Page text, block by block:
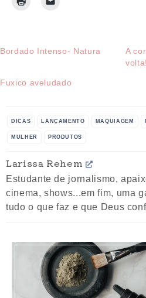
Bordado Intenso- Natura
A
volta!
Fuxico aveludado
DICAS LANÇAMENTO MAQUIAGEM
MULHER PRODUTOS
Larissa Rehem
Estudante de jornalismo,
cinema, shows...em fim, uma
tudo o que faz e que Deus